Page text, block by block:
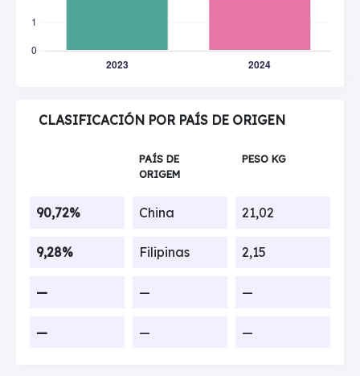
CLASIFICACIÓN POR PAÍS DE ORIGEN
PAÍS DE
ORIGEM
PESO KG
90,72% China 21,02
9,28% Filipinas 2,15
— — —
— — —